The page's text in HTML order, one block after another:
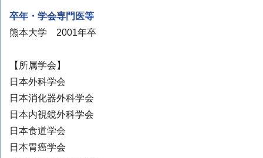
卒年・学会専門医等
熊本大学 2001年卒
【所属学会】
日本外科学会
日本消化器外科学会
日本内視鏡外科学会
日本食道学会
日本胃癌学会